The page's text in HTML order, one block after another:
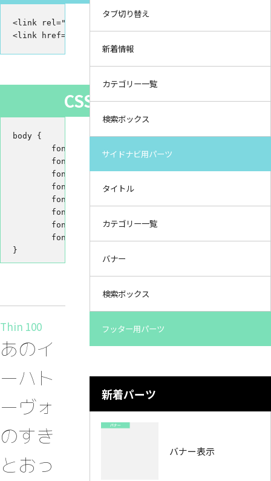
<link rel="preconnect" href="https://
<link href="https://fonts.googleapis.com/
CSS
body {
}
Thin 100
あのイ
ーハト
ーヴォ
のすき
とおっ
タブ切り替え
新着情報
カテゴリー一覧
検索ボックス
サイドナビ用パーツ
タイトル
カテゴリー一覧
バナー
検索ボックス
フッター用パーツ
新着パーツ
バナー表示